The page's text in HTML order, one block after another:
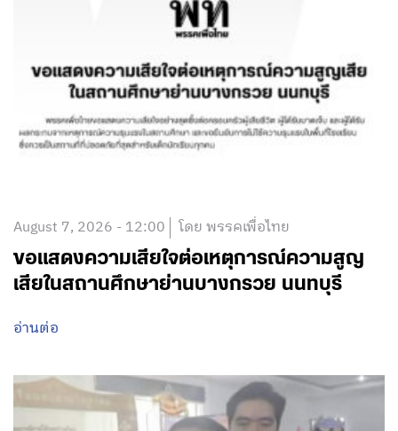
August 7, 2026 - 12:00 โดย พรรคเพื่อไทย
ขอแสดงความเสียใจต่อเหตุการณ์ความสูญ
เสียในสถานศึกษาย่านบางกรวย นนทบุรี
อ่านต่อ